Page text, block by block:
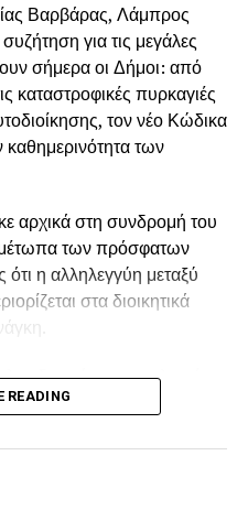
Βαρβάρας, Λάμπρος
για τις μεγάλες
σήμερα οι Δήμοι: από
καταστροφικές πυρκαγιές
τον νέο Κώδικα
καθημερινότητα των
αρχικά στη συνδρομή του
των πρόσφατων
η αλληλεγγύη μεταξύ
στα διοικητικά
υδροφόρα στις πληγείσες
για τον
δύση του ήλιου συνέχισε
οχήματα.
READING